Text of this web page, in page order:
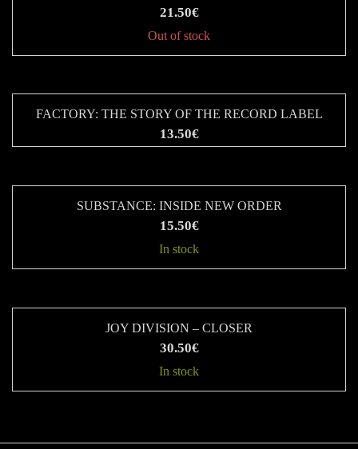
21.50€
Out of stock
FACTORY: THE STORY OF THE RECORD LABEL
13.50€
SUBSTANCE: INSIDE NEW ORDER
15.50€
In stock
JOY DIVISION – CLOSER
30.50€
In stock